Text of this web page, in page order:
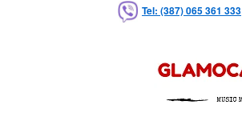
Tel: (387) 065 361 333